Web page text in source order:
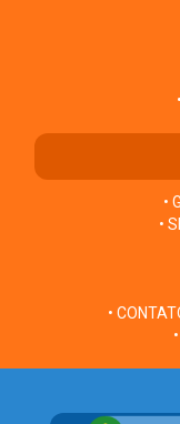
•
•
•